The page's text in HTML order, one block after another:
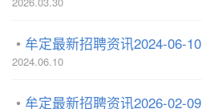
牟定最新招聘资讯2024-06-10
2024.06.10
牟定最新招聘资讯2026-02-09